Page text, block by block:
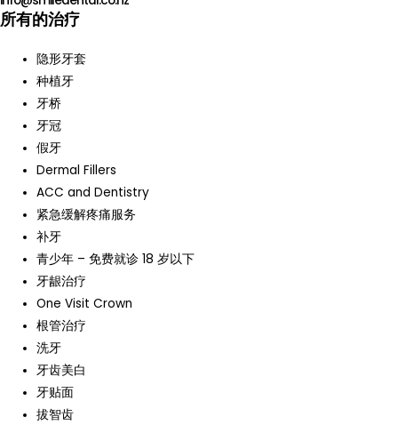
所有的治疗
隐形牙套
种植牙
牙桥
牙冠
假牙
Dermal Fillers
ACC and Dentistry
紧急缓解疼痛服务
补牙
青少年 – 免费就诊 18 岁以下
牙龈治疗
One Visit Crown
根管治疗
洗牙
牙齿美白
牙贴面
拔智齿